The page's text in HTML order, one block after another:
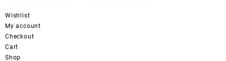
Wishlist
My account
Checkout
Cart
Shop